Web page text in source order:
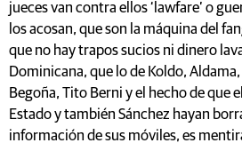
jueces van contra ellos ‘lawfare’ o
los acosan, que son la máquina del
que no hay trapos sucios ni dinero
Dominicana, que lo de Koldo, Aldama,
Begoña, Tito Berni y el hecho de que
Estado y también Sánchez hayan
información de sus móviles, es